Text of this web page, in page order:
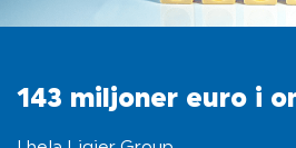
143 miljoner euro i